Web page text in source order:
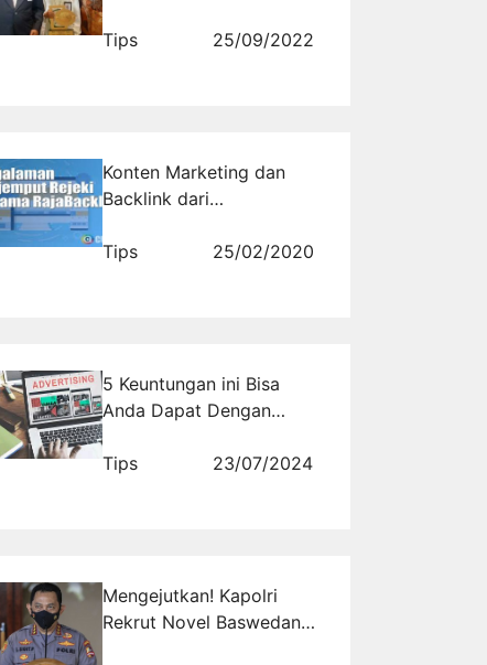
Lomba di Arab Saudi,
Dapat Hadiah Rp 738 Juta
Tips 25/09/2022
Konten Marketing dan
Backlink dari
Sempurna untuk Website
Tips 25/02/2020
5 Keuntungan ini Bisa
Anda Dapat Dengan
Online Advertising
Tips
23/07/2024
Mengejutkan! Kapolri
Rekrut Novel Baswedan